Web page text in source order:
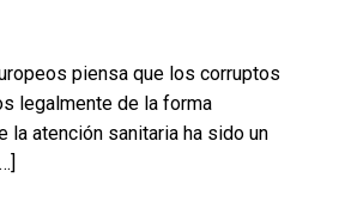
piensa que los corruptos
legalmente de la forma
la atención sanitaria ha sido un
[…]